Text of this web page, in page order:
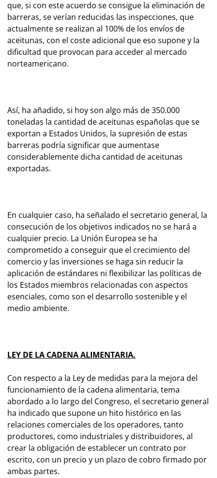
que, si con este acuerdo se consigue la eliminación de
barreras, se verían reducidas las inspecciones, que
actualmente se realizan al 100% de los envíos de
aceitunas, con el coste adicional que eso supone y la
dificultad que provocan para acceder al mercado
norteamericano.
Así, ha añadido, si hoy son algo más de 350.000
toneladas la cantidad de aceitunas españolas que se
exportan a Estados Unidos, la supresión de estas
barreras podría significar que aumentase
considerablemente dicha cantidad de aceitunas
exportadas.
En cualquier caso, ha señalado el secretario general, la
consecución de los objetivos indicados no se hará a
cualquier precio. La Unión Europea se ha
comprometido a conseguir que el crecimiento del
comercio y las inversiones se haga sin reducir la
aplicación de estándares ni flexibilizar las políticas de
los Estados miembros relacionadas con aspectos
esenciales, como son el desarrollo sostenible y el
medio ambiente.
LEY DE LA CADENA ALIMENTARIA.
Con respecto a la Ley de medidas para la mejora del
funcionamiento de la cadena alimentaria, tema
abordado a lo largo del Congreso, el secretario general
ha indicado que supone un hito histórico en las
relaciones comerciales de los operadores, tanto
productores, como industriales y distribuidores, al
crear la obligación de establecer un contrato por
escrito, con un precio y un plazo de cobro firmado por
ambas partes.